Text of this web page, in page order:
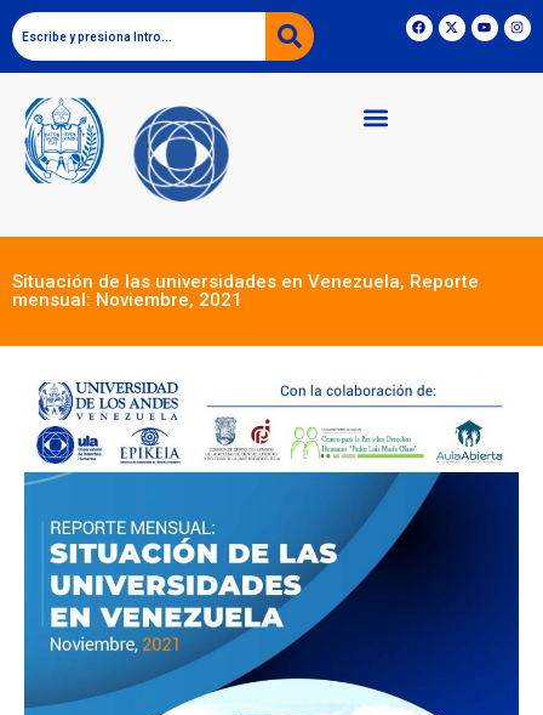
Situación de las universidades en Venezuela, Reporte
mensual: Noviembre, 2021